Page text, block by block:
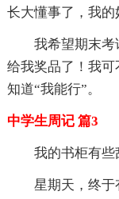
长大懂事了，我的
我希望期末考
给我奖品了！我
知道“我能行”。
中学生周记 篇3
我的书柜有些
星期天，终